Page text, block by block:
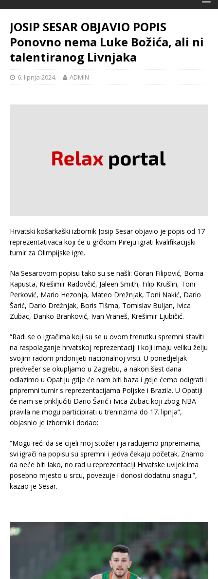
JOSIP SESAR OBJAVIO POPIS
Ponovno nema Luke Božića, ali ni
talentiranog Livnjaka
6. lipnja 2024. ADMIN
Hrvatski košarkaški izbornik Josip Sesar objavio je popis od 17
reprezentativaca koji će u grčkom Pireju igrati kvalifikacijski
turnir za Olimpijske igre.
Na Sesarovom popisu tako su se našli: Goran Filipović, Borna
Kapusta, Krešimir Radovčić, Jaleen Smith, Filip Krušlin, Toni
Perković, Mario Hezonja, Mateo Drežnjak, Toni Nakić, Dario
Šarić, Dario Drežnjak, Boris Tišma, Tomislav Buljan, Ivica
Zubac, Danko Branković, Ivan Vraneš, Krešimir Ljubičić.
“Radi se o igračima koji su se u ovom trenutku spremni staviti
na raspolaganje hrvatskoj reprezentaciji i koji imaju veliku želju
svojim radom pridonijeti nacionalnoj vrsti. U ponedjeljak
predvečer se okupljamo u Zagrebu, a nakon šest dana
odlazimo u Opatiju gdje će nam biti baza i gdje ćemo odigrati i
pripremni turnir s reprezentacijama Poljske i Brazila. U Opatiji
će nam se priključiti Dario Šarić i Ivica Zubac koji zbog NBA
pravila ne mogu participirati u treninzima do 17. lipnja”,
objasnio je izbornik i dodao:
“Mogu reći da se cijeli moj stožer i ja radujemo pripremama,
svi igrači na popisu su spremni i jedva čekaju početak. Znamo
da neće biti lako, no rad u reprezentaciji Hrvatske uvijek ima
posebno mjesto u srcu, povezuje i donosi dodatnu snagu.”,
kazao je Sesar.